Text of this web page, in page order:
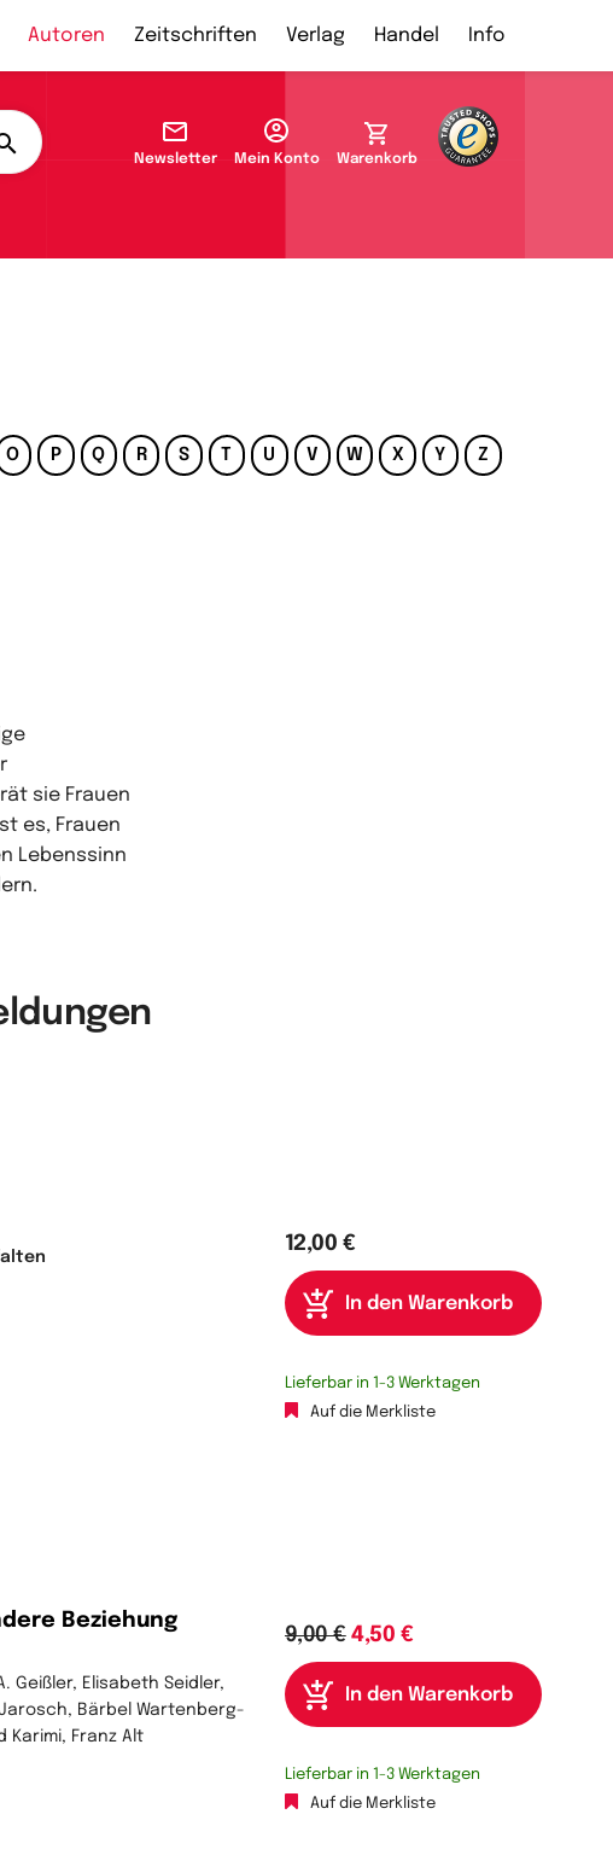
Autoren Zeitschriften Verlag Handel Info
Newsletter Mein Konto Warenkorb
O P Q R S T U V W X Y Z
sie Frauen
es, Frauen
Lebenssinn
12,00 €
Lieferbar in 1-3 Werktagen
Auf die Merkliste
Beziehung
Geißler, Elisabeth Seidler,
Bärbel Wartenberg-
Karimi, Franz Alt
9,00 € 4,50 €
Lieferbar in 1-3 Werktagen
Auf die Merkliste